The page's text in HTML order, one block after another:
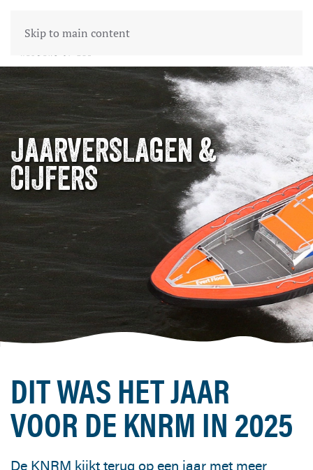
Skip to main content
JAARVERSLAGEN &
CIJFERS
DIT WAS HET JAAR
VOOR DE KNRM IN 2025
De KNRM kijkt terug op een jaar met meer